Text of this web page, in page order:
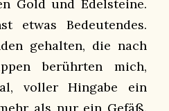
Gold und Edelsteine.
etwas Bedeutendes.
gehalten, die nach
berührten mich,
voller Hingabe ein